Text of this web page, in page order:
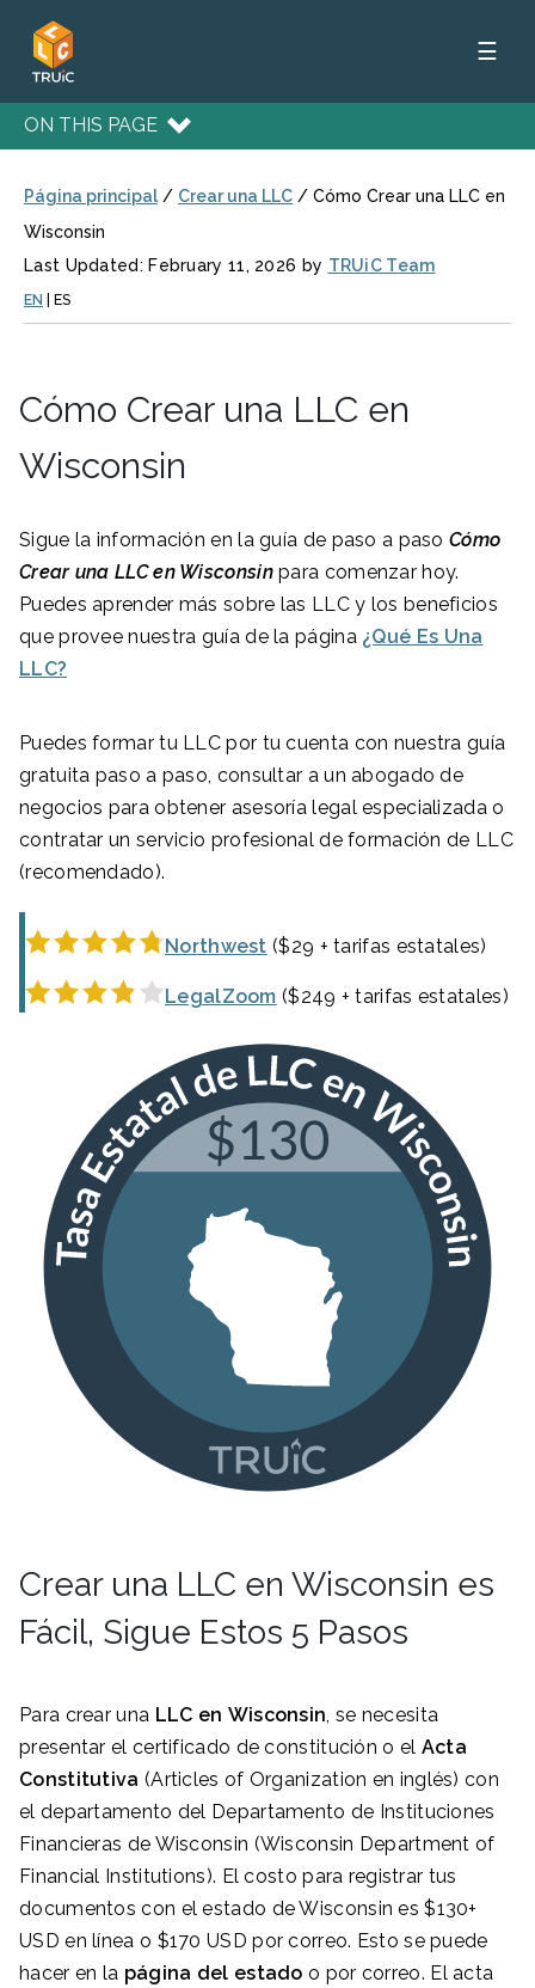
☰
ON THIS PAGE
Página principal / Crear una LLC / Cómo Crear una LLC en
Wisconsin
Last Updated: February 11, 2026 by TRUiC Team
EN ES
Cómo Crear una LLC en
Wisconsin
Sigue la información en la guía de paso a pasoCómo
Crear una LLC en Wisconsinpara comenzar hoy.
Puedes aprender más sobre las LLC y los beneficios
que provee nuestra guía de la página ¿Qué Es Una
LLC?
Puedes formar tu LLC por tu cuenta con nuestra guía
gratuita paso a paso, consultar a un abogado de
negocios para obtener asesoría legal especializada o
contratar un servicio profesional de formación de LLC
(recomendado).
Northwest ($29 + tarifas estatales)
LegalZoom ($249 + tarifas estatales)
Crear una LLC en Wisconsin es
Fácil, Sigue Estos 5 Pasos
Para crear una LLC en Wisconsin, se necesita
presentar el certificado de constitución o el Acta
Constitutiva (Articles of Organization en inglés) con
el departamento del Departamento de Instituciones
Financieras de Wisconsin (Wisconsin Department of
Financial Institutions). El costo para registrar tus
documentos con el estado de Wisconsin es $130+
USD en línea o $170 USD por correo. Esto se puede
hacer en la página del estado o por correo. El acta